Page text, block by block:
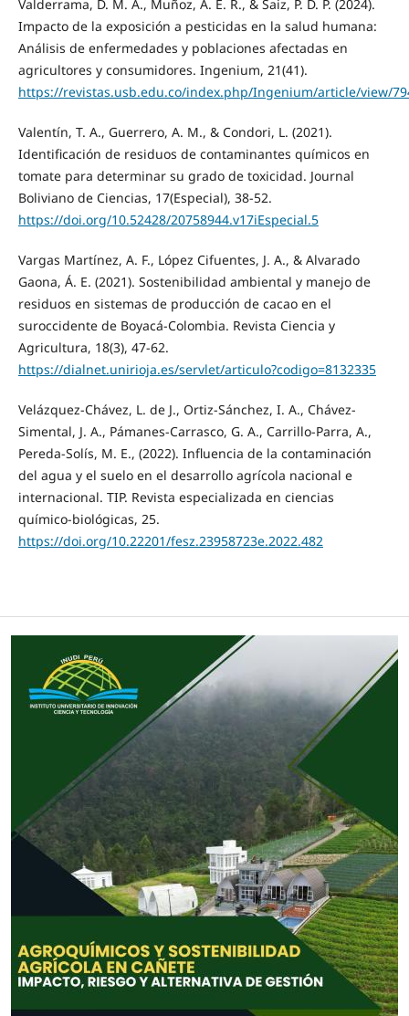
Valderrama, D. M. A., Muñoz, A. E. R., & Saiz, P. D. P. (2024).
Impacto de la exposición a pesticidas en la salud humana:
Análisis de enfermedades y poblaciones afectadas en
agricultores y consumidores. Ingenium, 21(41).
https://revistas.usb.edu.co/index.php/Ingenium/article/view/
Valentín, T. A., Guerrero, A. M., & Condori, L. (2021).
Identificación de residuos de contaminantes químicos en
tomate para determinar su grado de toxicidad. Journal
Boliviano de Ciencias, 17(Especial), 38-52.
https://doi.org/10.52428/20758944.v17iEspecial.5
Vargas Martínez, A. F., López Cifuentes, J. A., & Alvarado
Gaona, Á. E. (2021). Sostenibilidad ambiental y manejo de
residuos en sistemas de producción de cacao en el
suroccidente de Boyacá-Colombia. Revista Ciencia y
Agricultura, 18(3), 47-62.
https://dialnet.unirioja.es/servlet/articulo?codigo=8132335
Velázquez-Chávez, L. de J., Ortiz-Sánchez, I. A., Chávez-
Simental, J. A., Pámanes-Carrasco, G. A., Carrillo-Parra, A.,
Pereda-Solís, M. E., (2022). Influencia de la contaminación
del agua y el suelo en el desarrollo agrícola nacional e
internacional. TIP. Revista especializada en ciencias
químico-biológicas, 25.
https://doi.org/10.22201/fesz.23958723e.2022.482